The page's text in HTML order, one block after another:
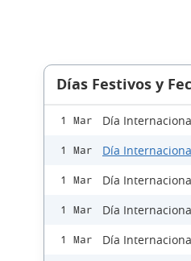
Días Festivos y
1 Mar Día
1 Mar Día
1 Mar Día
1 Mar Día
1 Mar Día